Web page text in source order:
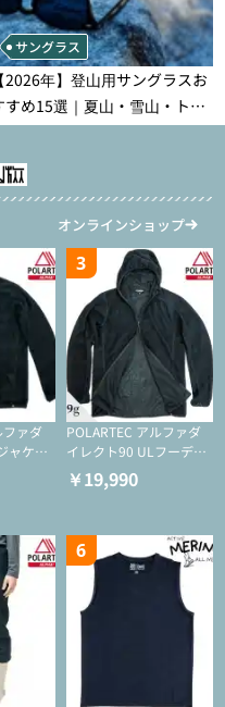
サングラス
【2026年】登山用サングラスお
すめ15選｜夏山・雪山・トレ
ン別、シーンで選ぶ失敗しな
オンラインショップ
ファダ
ャケッ
ンサレ
イヤ
3
POLARTEC アルファダ
イレクト90 ULフーディ
（アクティブインサレー
ション/ミドルレイヤー/
￥19,990
6